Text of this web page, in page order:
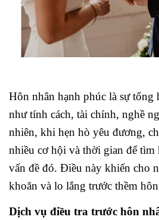
Hôn nhân hạnh phúc là sự tổng
như tính cách, tài chính, nghề
nhiên, khi hẹn hò yêu đương,
nhiều cơ hội và thời gian để tìm
vấn đề đó. Điều này khiến cho
khoăn và lo lắng trước thềm
Dịch vụ điều tra trước hôn